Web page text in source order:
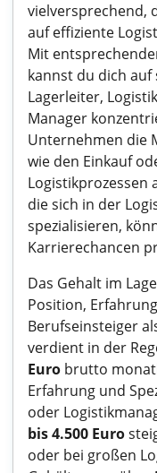
vielversprechend,
auf effiziente
Mit
kannst du dich
Lagerleiter,
Manager
Unternehmen die
wie den Einkauf
Logistikprozessen
die sich in der
spezialisieren,
Karrierechancen
Das Gehalt im
Position,
Berufseinsteiger
verdient in der
Euro brutto
Erfahrung und
oder
bis 4.500 Euro
oder bei großen